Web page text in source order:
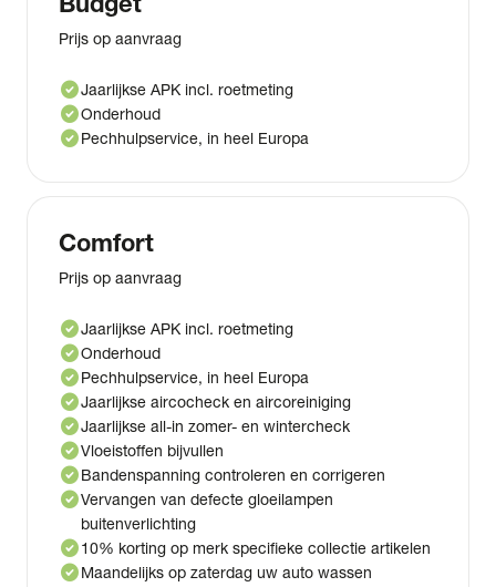
Prijs op aanvraag
check_circleJaarlijkse APK incl. roetmeting
check_circleOnderhoud
check_circlePechhulpservice, in heel Europa
Comfort
Prijs op aanvraag
check_circleJaarlijkse APK incl. roetmeting
check_circleOnderhoud
check_circlePechhulpservice, in heel Europa
check_circleJaarlijkse aircocheck en aircoreiniging
check_circleJaarlijkse all-in zomer- en wintercheck
check_circleVloeistoffen bijvullen
check_circleBandenspanning controleren en corrigeren
check_circleVervangen van defecte gloeilampen
buitenverlichting
check_circle10% korting op merk specifieke collectie artikelen
check_circleMaandelijks op zaterdag uw auto wassen